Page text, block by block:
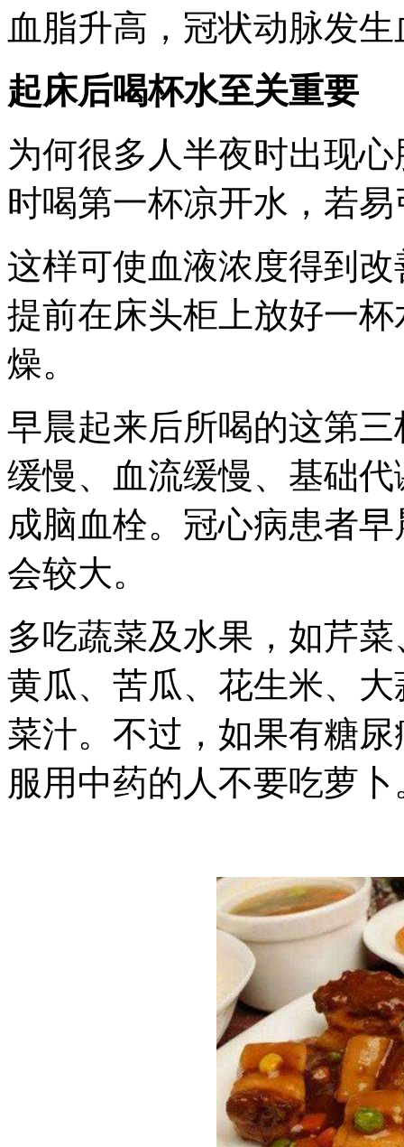
血脂升高，冠状动脉发
起床后喝杯水至关重要
为何很多人半夜时出现
时喝第一杯凉开水，若
这样可使血液浓度得到
提前在床头柜上放好一
燥。
早晨起来后所喝的这第
缓慢、血流缓慢、基础
成脑血栓。冠心病患者
会较大。
多吃蔬菜及水果，如芹
黄瓜、苦瓜、花生米、
菜汁。不过，如果有糖
服用中药的人不要吃萝卜